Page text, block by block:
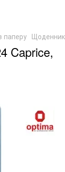
паперу
Caprice,